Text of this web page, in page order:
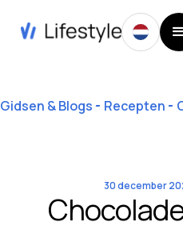
Gidsen & Blogs Recepten
30 december